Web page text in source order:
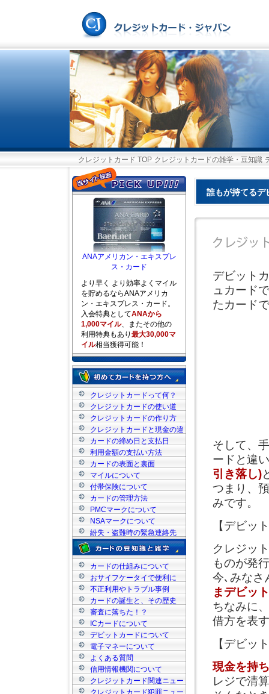
クレジットカード TOP クレジットカードの雑学・豆知識
誰もが持てるデ
デビット
ュカード
たカード
そして、
ードと違
引き落し)
つまり、
みです。
【デビッ
クレジッ
ものが発
今､みなさ
まデビッ
ちなみに
借方を表
【デビッ
現金を持
レジで清
ANAアメリカン・エキスプレ
ス・カード
より早く より効率よくマイル
を貯めるならANAアメリカ
ン・エキスプレス・カード。
入会特典としてANAから
1,000マイル、またその他の
利用特典もあり 最大30,000マ
イル相当獲得可能！
クレジットカードって何？
クレジットカードの使い道
クレジットカードの作り方
クレジットカードと現金の違
い
カードの締め日と支払日
利用金額の支払い方法
カードの表面と裏面
マイルについて
付帯保険について
カードの管理方法
PMCマークについて
NSAマークについて
紛失・盗難時の緊急連絡先
カードの仕組みについて
おサイフケータイで便利に
不正利用やトラブル事例
カードの誕生と、その歴史
審査に落ちた！？
ICカードについて
デビットカードについて
電子マネーについて
よくある質問
信用情報機関について
クレジットカード関連ニュー
ス
クレジットカード犯罪ニュー